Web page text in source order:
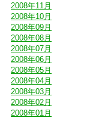
2008年11月
2008年10月
2008年09月
2008年08月
2008年07月
2008年06月
2008年05月
2008年04月
2008年03月
2008年02月
2008年01月